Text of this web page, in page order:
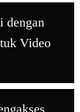
dengan
Video